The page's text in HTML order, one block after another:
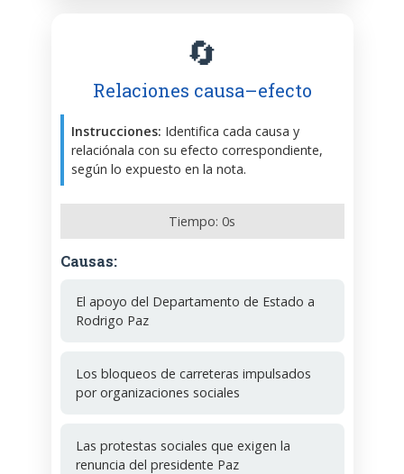
🔄
Relaciones causa–efecto
Instrucciones: Identifica cada causa y
relaciónala con su efecto correspondiente,
según lo expuesto en la nota.
Tiempo: 0s
Causas:
El apoyo del Departamento de Estado a
Rodrigo Paz
Los bloqueos de carreteras impulsados
por organizaciones sociales
Las protestas sociales que exigen la
renuncia del presidente Paz